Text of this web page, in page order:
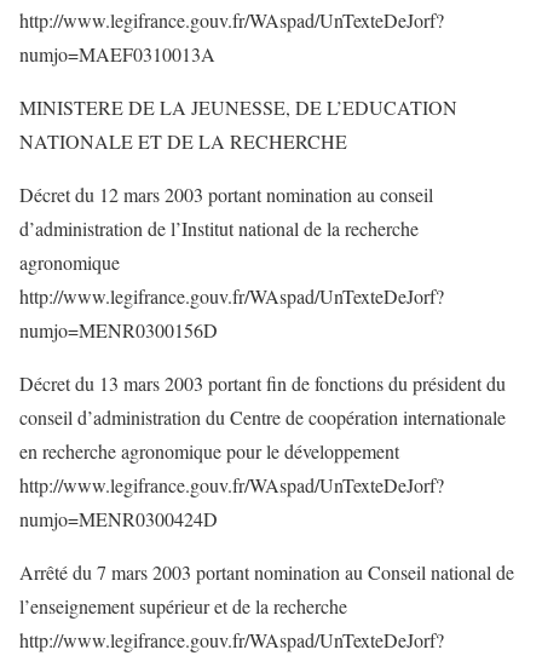
http://www.legifrance.gouv.fr/WAspad/UnTexteDeJorf?
numjo=MAEF0310013A
MINISTERE DE LA JEUNESSE, DE L’EDUCATION
NATIONALE ET DE LA RECHERCHE
Décret du 12 mars 2003 portant nomination au conseil
d’administration de l’Institut national de la recherche
agronomique
http://www.legifrance.gouv.fr/WAspad/UnTexteDeJorf?
numjo=MENR0300156D
Décret du 13 mars 2003 portant fin de fonctions du président du
conseil d’administration du Centre de coopération internationale
en recherche agronomique pour le développement
http://www.legifrance.gouv.fr/WAspad/UnTexteDeJorf?
numjo=MENR0300424D
Arrêté du 7 mars 2003 portant nomination au Conseil national de
l’enseignement supérieur et de la recherche
http://www.legifrance.gouv.fr/WAspad/UnTexteDeJorf?